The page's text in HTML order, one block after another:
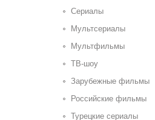
Сериалы
Мультсериалы
Мультфильмы
ТВ-шоу
Зарубежные фильмы
Российские фильмы
Турецкие сериалы